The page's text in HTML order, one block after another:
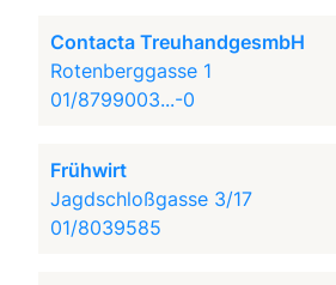
Contacta TreuhandgesmbH
Rotenberggasse 1
01/8799003...-0
Frühwirt
Jagdschloßgasse 3/17
01/8039585